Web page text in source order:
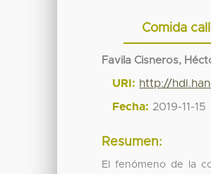
Comida
Favila Cisneros,
URI: http://
Fecha: 2019-11-15
Resumen:
El fenómeno de la